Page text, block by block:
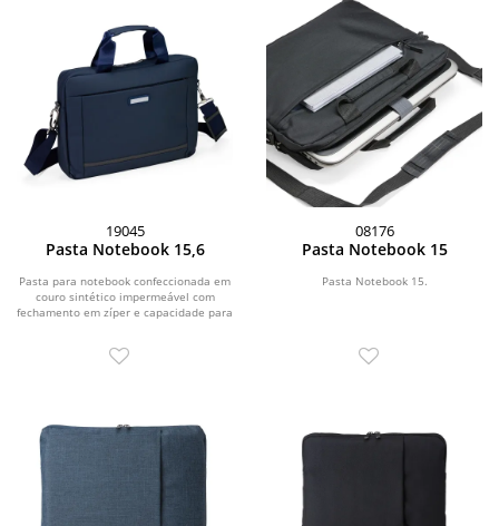
19045
Pasta Notebook 15,6
Pasta para notebook confeccionada em
couro sintético impermeável com
fechamento em zíper e capacidade para
08176
Pasta Notebook 15
Pasta Notebook 15.